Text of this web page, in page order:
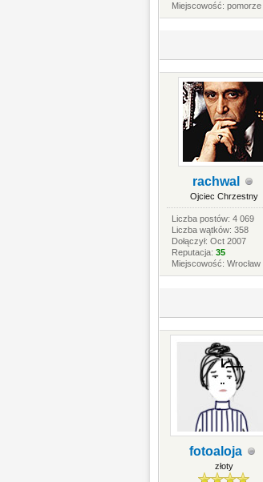
Miejscowość: pomorze
rachwal
Ojciec Chrzestny
Liczba postów: 4 069
Liczba wątków: 358
Dołączył: Oct 2007
Reputacja:35
Miejscowość: Wrocław
fotoaloja
złoty